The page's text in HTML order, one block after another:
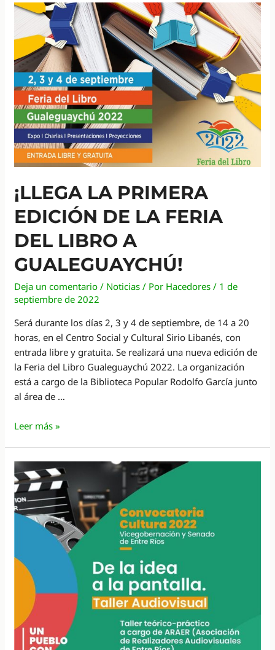
para
artesanos
entrerrianos
en
el
Concurso
Nacional
de
Artesanías
del
Fondo
de
las
Artes
¡LLEGA LA PRIMERA
EDICIÓN DE LA FERIA
DEL LIBRO A
GUALEGUAYCHÚ!
Deja un comentario / Noticias / Por Hacedores / 1 de
septiembre de 2022
Será durante los días 2, 3 y 4 de septiembre, de 14 a 20
horas, en el Centro Social y Cultural Sirio Libanés, con
entrada libre y gratuita. Se realizará una nueva edición de
la Feria del Libro Gualeguaychú 2022. La organización
está a cargo de la Biblioteca Popular Rodolfo García junto
al área de …
¡Llega
edición
de
la
Feria
a
Gualeguaychú!
Leer más »